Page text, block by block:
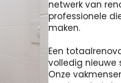
netwerk van
professionele
maken.
Een
volledig nieuwe
Onze